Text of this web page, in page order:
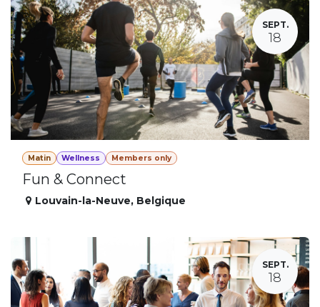
SEPT.
18
Matin Wellness Members only
Fun & Connect
Louvain-la-Neuve, Belgique
SEPT.
18